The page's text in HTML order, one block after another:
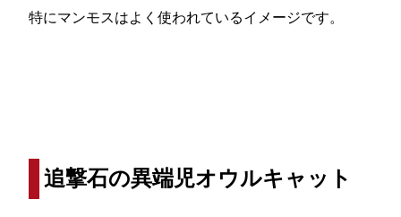
特にマンモスはよく使われているイメージです。
追撃石の異端児オウルキャット